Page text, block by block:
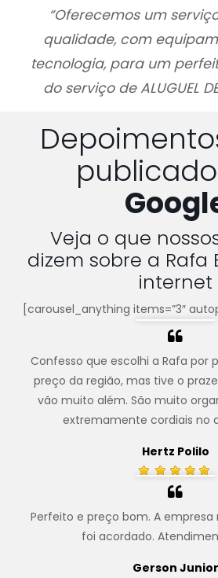
“Oferecemos um
qualidade, com
tecnologia, para um
do serviço de ALUGUEL
Veja o que
dizem sobre a Rafa
internet
[carousel_anything items=”3″
Confesso que escolhi a Rafa por
preço da região, mas tive o
vão muito além. São muito
extremamente cordiais no
Hertz Polilo
Perfeito e preço bom. A
foi acordado.
Gerson Junior